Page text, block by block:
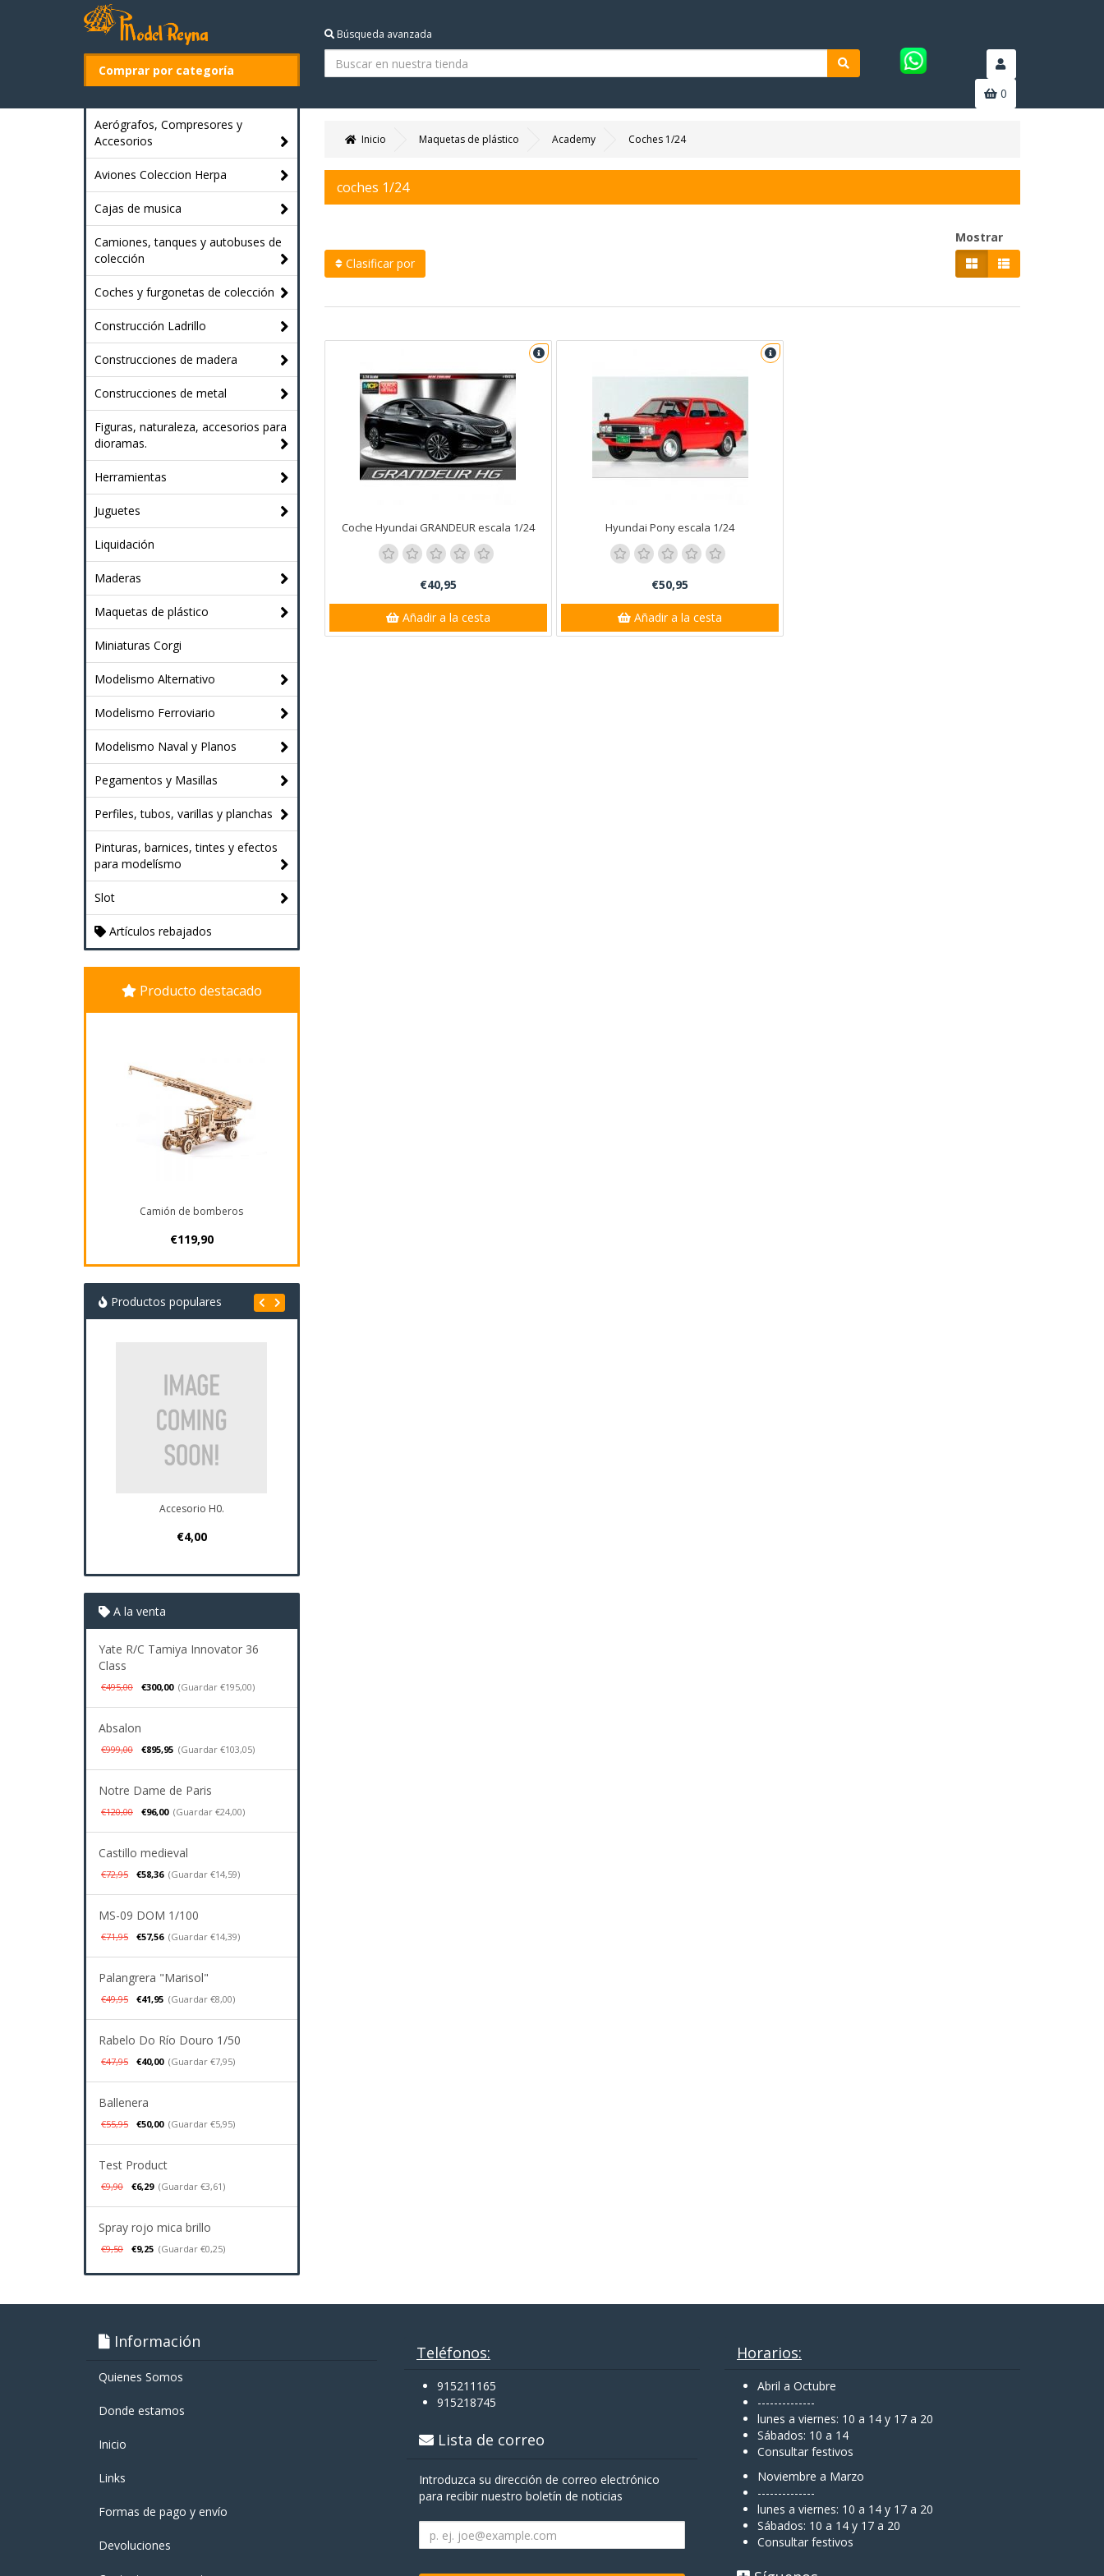
Comprar por categoría
Búsqueda avanzada
0
Aerógrafos, Compresores y
Accesorios
Aviones Coleccion Herpa
Cajas de musica
Camiones, tanques y autobuses de
colección
Coches y furgonetas de colección
Construcción Ladrillo
Construcciones de madera
Construcciones de metal
Figuras, naturaleza, accesorios para
dioramas.
Herramientas
Juguetes
Liquidación
Maderas
Maquetas de plástico
Miniaturas Corgi
Modelismo Alternativo
Modelismo Ferroviario
Modelismo Naval y Planos
Pegamentos y Masillas
Perfiles, tubos, varillas y planchas
Pinturas, barnices, tintes y efectos
para modelísmo
Slot
Artículos rebajados
Producto destacado
Camión de bomberos
€119,90
Productos populares
Accesorio H0.
€4,00
A la venta
Yate R/C Tamiya Innovator 36
Class
€495,00 €300,00 (Guardar €195,00)
Absalon
€999,00 €895,95 (Guardar €103,05)
Notre Dame de Paris
€120,00 €96,00 (Guardar €24,00)
Castillo medieval
€72,95 €58,36 (Guardar €14,59)
MS-09 DOM 1/100
€71,95 €57,56 (Guardar €14,39)
Palangrera "Marisol"
€49,95 €41,95 (Guardar €8,00)
Rabelo Do Río Douro 1/50
€47,95 €40,00 (Guardar €7,95)
Ballenera
€55,95 €50,00 (Guardar €5,95)
Test Product
€9,90 €6,29 (Guardar €3,61)
Spray rojo mica brillo
€9,50 €9,25 (Guardar €0,25)
Inicio Maquetas de plástico Academy Coches 1/24
coches 1/24
Clasificar por
Mostrar
Coche Hyundai GRANDEUR escala 1/24
€40,95
Añadir a la cesta
Hyundai Pony escala 1/24
€50,95
Añadir a la cesta
Información
Quienes Somos
Donde estamos
Inicio
Links
Formas de pago y enví­o
Devoluciones
Teléfonos:
915211165
915218745
Lista de correo
Introduzca su dirección de correo electrónico
para recibir nuestro boletín de noticias
Horarios:
Abril a Octubre
--------------
lunes a viernes: 10 a 14 y 17 a 20
Sábados: 10 a 14
Consultar festivos
Noviembre a Marzo
--------------
lunes a viernes: 10 a 14 y 17 a 20
Sábados: 10 a 14 y 17 a 20
Consultar festivos